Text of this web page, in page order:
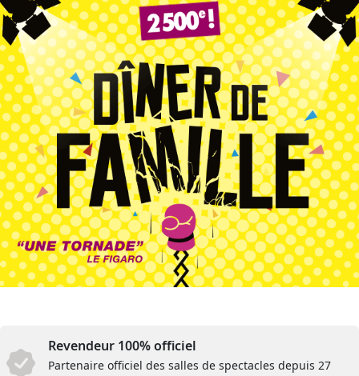
Revendeur 100% officiel
Partenaire officiel des salles de spectacles depuis 27